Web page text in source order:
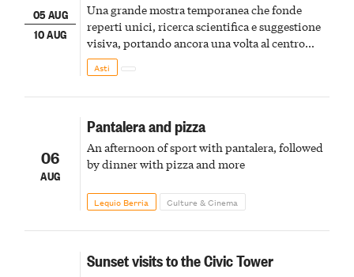
05 AUG
10 AUG
Una grande mostra temporanea che fonde
reperti unici, ricerca scientifica e suggestione
visiva, portando ancora una volta al centro
della scena le meraviglie del passato astigiano
Asti
06
AUG
Pantalera and pizza
An afternoon of sport with pantalera, followed
by dinner with pizza and more
Lequio Berria Culture & Cinema
Sunset visits to the Civic Tower